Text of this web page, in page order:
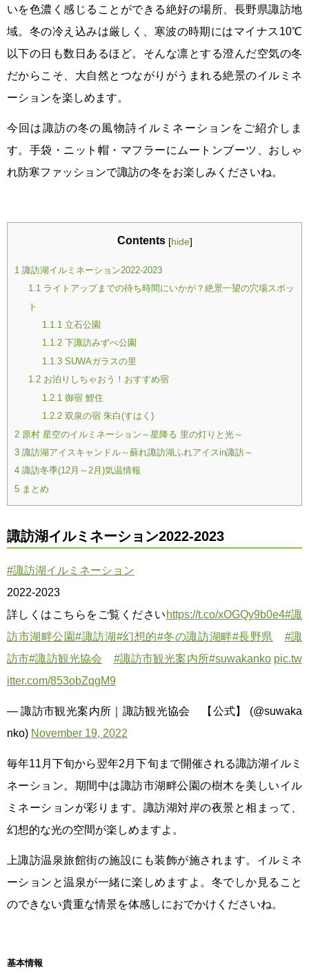
いを色濃く感じることができる絶好の場所、長野県諏訪地
域。冬の冷え込みは厳しく、寒波の時期にはマイナス10℃
以下の日も数日あるほど。そんな凛とする澄んだ空気の冬
だからこそ、大自然とつながりがうまれる絶景のイルミネ
ーションを楽しめます。
今回は諏訪の冬の風物詩イルミネーションをご紹介しま
す。手袋・ニット帽・マフラーにムートンブーツ、おしゃ
れ防寒ファッションで諏訪の冬をお楽しみくださいね。
Contents [hide]
1 諏訪湖イルミネーション2022-2023
1.1ライトアップまでの待ち時間にいかが？絶景一望の穴場スポッ
ト
1.1.1 立石公園
1.1.2下諏訪みずべ公園
1.1.3SUWAガラスの里
1.2お泊りしちゃおう！おすすめ宿
1.2.1 御宿 鯉住
1.2.2双泉の宿 朱白(すはく)
2 原村 星空のイルミネーション～星降る 里の灯りと光～
3 諏訪湖アイスキャンドル～蘇れ諏訪湖ふれアイスin諏訪～
4 諏訪冬季(12月～2月)気温情報
5 まとめ
諏訪湖イルミネーション2022-2023
#諏訪湖イルミネーション
2022-2023
詳しくはこちらをご覧ください https://t.co/xOGQy9b0e4#諏
訪市湖畔公園#諏訪湖#幻想的#冬の諏訪湖畔#長野県
#諏
訪市#諏訪観光協会 #諏訪市観光案内所#suwakanko pic.tw
itter.com/853obZqgM9
— 諏訪市観光案内所｜諏訪観光協会 【公式】 (@suwaka
nko) November 19, 2022
毎年11月下旬から翌年2月下旬まで開催される諏訪湖イルミ
ネーション。期間中は諏訪市湖畔公園の樹木を美しいイル
ミネーションが彩ります。諏訪湖対岸の夜景と相まって、
幻想的な光の空間が楽しめますよ。
上諏訪温泉旅館街の施設にも装飾が施されます。イルミネ
ーションと温泉が一緒に楽しめますよ。冬でしか見ること
のできない貴重な情景を体感しにおでかけくださいね。
基本情報